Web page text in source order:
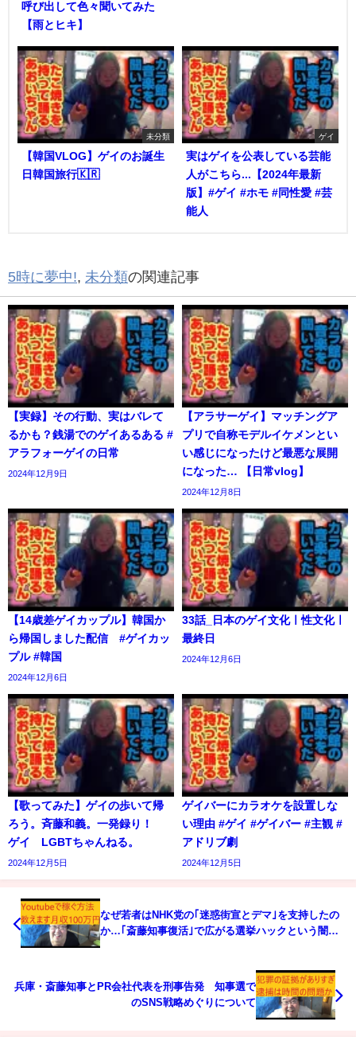
呼び出して色々聞いてみた
【雨とヒキ】
未分類
【韓国VLOG】ゲイのお誕生
日韓国旅行🇰🇷
ゲイ
実はゲイを公表している芸能
人がこちら...【2024年最新
版】#ゲイ #ホモ #同性愛 #芸
能人
5時に夢中!, 未分類の関連記事
【実録】その行動、実はバレて
るかも？銭湯でのゲイあるある #
アラフォーゲイの日常
2024年12月9日
【アラサーゲイ】マッチングア
プリで自称モデルイケメンとい
い感じになったけど最悪な展開
になった… 【日常vlog】
2024年12月8日
【14歳差ゲイカップル】韓国か
ら帰国しました配信 #ゲイカッ
プル #韓国
2024年12月6日
33話_日本のゲイ文化ㅣ性文化ㅣ
最終日
2024年12月6日
【歌ってみた】ゲイの歩いて帰
ろう。斉藤和義。一発録り！
ゲイ LGBTちゃんねる。
2024年12月5日
ゲイバーにカラオケを設置しな
い理由 #ゲイ #ゲイバー #主観 #
アドリブ劇
2024年12月5日
なぜ若者はNHK党の｢迷惑街宣とデマ｣を支持したの
か…｢斎藤知事復活｣で広がる選挙ハックという闇ビ
兵庫・斎藤知事とPR会社代表を刑事告発 知事選で
のSNS戦略めぐりについて